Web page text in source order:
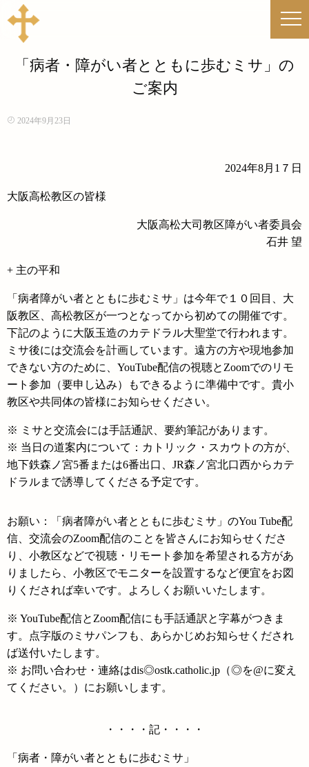
「病者・障がい者とともに歩むミサ」の
ご案内
2024年9月23日
2024年8月1７日
大阪高松教区の皆様
大阪高松大司教区障がい者委員会
石井 望
+ 主の平和
「病者障がい者とともに歩むミサ」は今年で１０回目、大
阪教区、高松教区が一つとなってから初めての開催です。
下記のように大阪玉造のカテドラル大聖堂で行われます。
ミサ後には交流会を計画しています。遠方の方や現地参加
できない方のために、YouTube配信の視聴とZoomでのリモ
ート参加（要申し込み）もできるように準備中です。貴小
教区や共同体の皆様にお知らせください。
※ ミサと交流会には手話通訳、要約筆記があります。
※ 当日の道案内について：カトリック・スカウトの方が、
地下鉄森ノ宮5番または6番出口、JR森ノ宮北口西からカテ
ドラルまで誘導してくださる予定です。
お願い：「病者障がい者とともに歩むミサ」のYou Tube配
信、交流会のZoom配信のことを皆さんにお知らせくださ
り、小教区などで視聴・リモート参加を希望される方があ
りましたら、小教区でモニターを設置するなど便宜をお図
りくだされば幸いです。よろしくお願いいたします。
※ YouTube配信とZoom配信にも手話通訳と字幕がつきま
す。点字版のミサパンフも、あらかじめお知らせくだされ
ば送付いたします。
※ お問い合わせ・連絡はdis◎ostk.catholic.jp（◎を@に変え
てください。）にお願いします。
・・・・記・・・・
「病者・障がい者とともに歩むミサ」